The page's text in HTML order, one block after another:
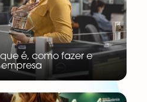
que é, como fazer e